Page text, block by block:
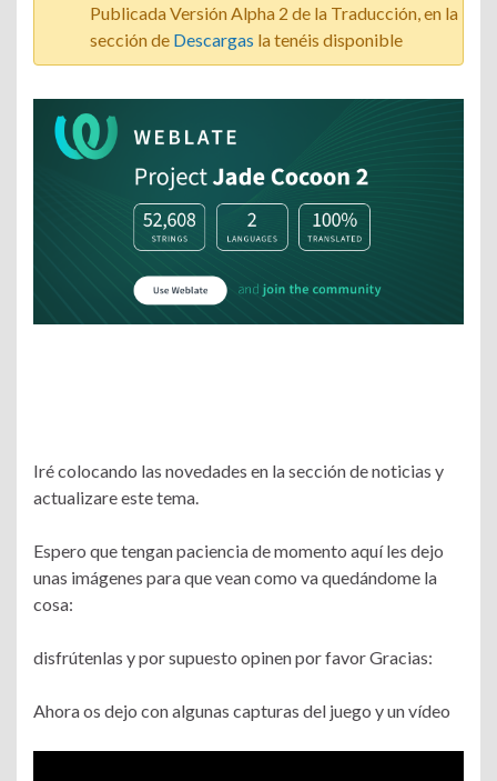
Publicada Versión Alpha 2 de la Traducción, en la
sección de Descargas la tenéis disponible
Iré colocando las novedades en la sección de noticias y
actualizare este tema.
Espero que tengan paciencia de momento aquí les dejo
unas imágenes para que vean como va quedándome la
cosa:
disfrútenlas y por supuesto opinen por favor Gracias:
Ahora os dejo con algunas capturas del juego y un vídeo